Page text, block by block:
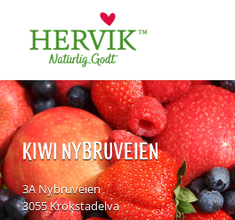
for:
KIWI NYBRUVEIEN
3A Nybruveien
3055 Krokstadelva